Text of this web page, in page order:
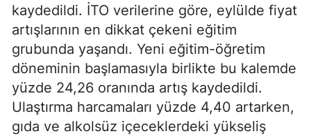
kaydedildi. İTO verilerine göre, eylülde fiyat
artışlarının en dikkat çekeni eğitim
grubunda yaşandı. Yeni eğitim-öğretim
döneminin başlamasıyla birlikte bu kalemde
yüzde 24,26 oranında artış kaydedildi.
Ulaştırma harcamaları yüzde 4,40 artarken,
gıda ve alkolsüz içeceklerdeki yükseliş